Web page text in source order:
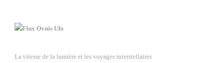
Ovnis Ufo
La vitesse de la lumière et les voyages interstellaires